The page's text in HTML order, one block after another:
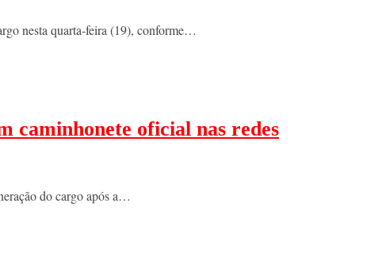
nesta quarta-feira (19), conforme…
caminhonete oficial nas redes
do cargo após a…